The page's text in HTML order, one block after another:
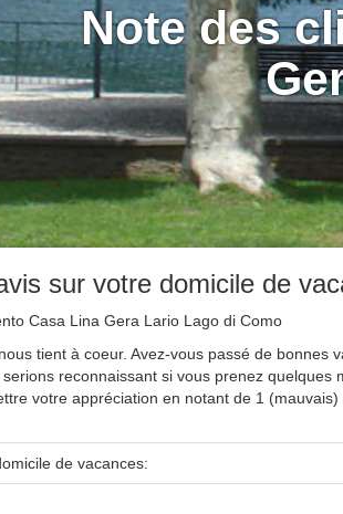
Note des
sur votre domicile de
Casa Lina Gera Lario Lago di Como
tient à coeur. Avez-vous passé de bonnes
serions reconnaissant si vous prenez quelques
votre appréciation en notant de 1
de vacances: